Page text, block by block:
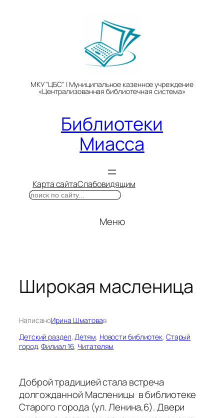
МКУ "ЦБС" | Муниципальное казенное учреждение
«Централизованная библиотечная система»
Библиотеки
Миасса
Карта сайтаСлабовидящим
Поиск
Меню
Широкая масленица
НаписаноИрина Шматовав
Детский раздел, Детям, Новости библиотек, Старый
город, Филиал 16, Читателям
Доброй традицией стала встреча
долгожданной Масленицы в библиотеке
Старого города (ул. Ленина,6). Двери